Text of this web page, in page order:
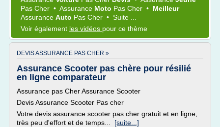
Pas Cher • Assurance Moto Pas Cher • Meilleur
Assurance Auto Pas Cher • Suite ...
Voir également les vidéos pour ce thème
DEVIS ASSURANCE PAS CHER »
Assurance Scooter pas chère pour résilié
en ligne comparateur
Assurance pas Cher Assurance Scooter
Devis Assurance Scooter Pas cher
Votre devis assurance scooter pas cher gratuit et en ligne,
très peu d'effort et de temps... [suite...]